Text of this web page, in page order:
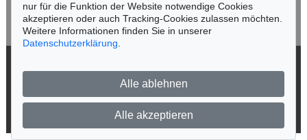
Auktion 429 - Lot 914
Ergebnis:€ 30.000
Impressum
nur für die Funktion der Website notwendige Cookies
akzeptieren oder auch Tracking-Cookies zulassen möchten.
Weitere Informationen finden Sie in unserer
Datenschutzerklärung
Alle ablehnen
Alle akzeptieren